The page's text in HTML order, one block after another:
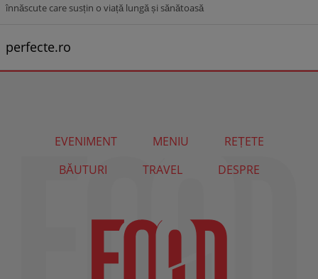
înnăscute care susțin o viață lungă și sănătoasă
perfecte.ro
EVENIMENT MENIU
REȚETE
BĂUTURI
TRAVEL DESPRE